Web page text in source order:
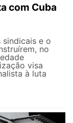
com Cuba
sindicais e o
no
visa
à luta